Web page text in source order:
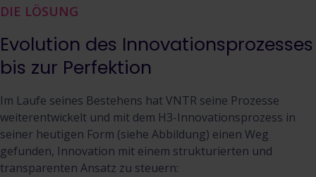
DIE LÖSUNG
Evolution des Innovationsprozesses
bis zur Perfektion
Im Laufe seines Bestehens hat VNTR seine Prozesse
weiterentwickelt und mit dem H3-Innovationsprozess in
seiner heutigen Form (siehe Abbildung) einen Weg
gefunden, Innovation mit einem strukturierten und
transparenten Ansatz zu steuern: